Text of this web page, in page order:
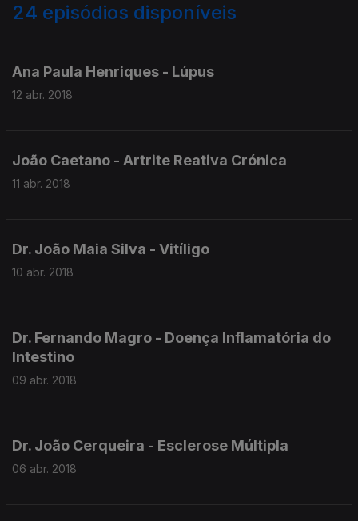
24 episódios disponíveis
Ana Paula Henriques - Lúpus
12 abr. 2018
João Caetano - Artrite Reativa Crónica
11 abr. 2018
Dr. João Maia Silva - Vitíligo
10 abr. 2018
Dr. Fernando Magro - Doença Inflamatória do
Intestino
09 abr. 2018
Dr. João Cerqueira - Esclerose Múltipla
06 abr. 2018